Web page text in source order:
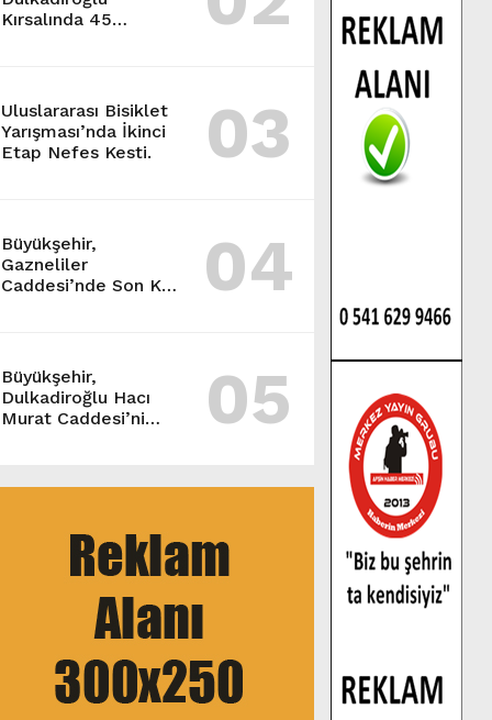
Kırsalında 45
Uluslararası Bisiklet
Yarışması’nda İkinci
Etap Nefes Kesti.
03
Büyükşehir,
Gazneliler
Caddesi’nde Son Kat
04
Büyükşehir,
Dulkadiroğlu Hacı
Murat Caddesi’ni
05